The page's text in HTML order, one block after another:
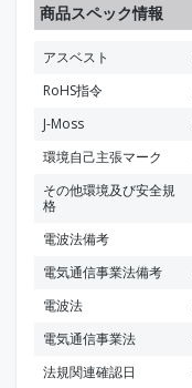
商品スペック情報
アスベスト
RoHS指令
J-Moss
環境自己主張マーク
その他環境及び安全規
格
電波法備考
電気通信事業法備考
電波法
電気通信事業法
法規関連確認日